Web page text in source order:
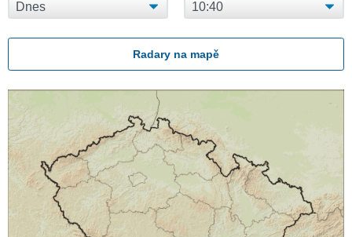
Radary na mapě